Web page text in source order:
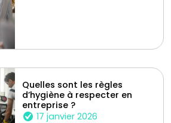
Quelles sont les règles
d’hygiène à respecter en
entreprise ?
17 janvier 2026